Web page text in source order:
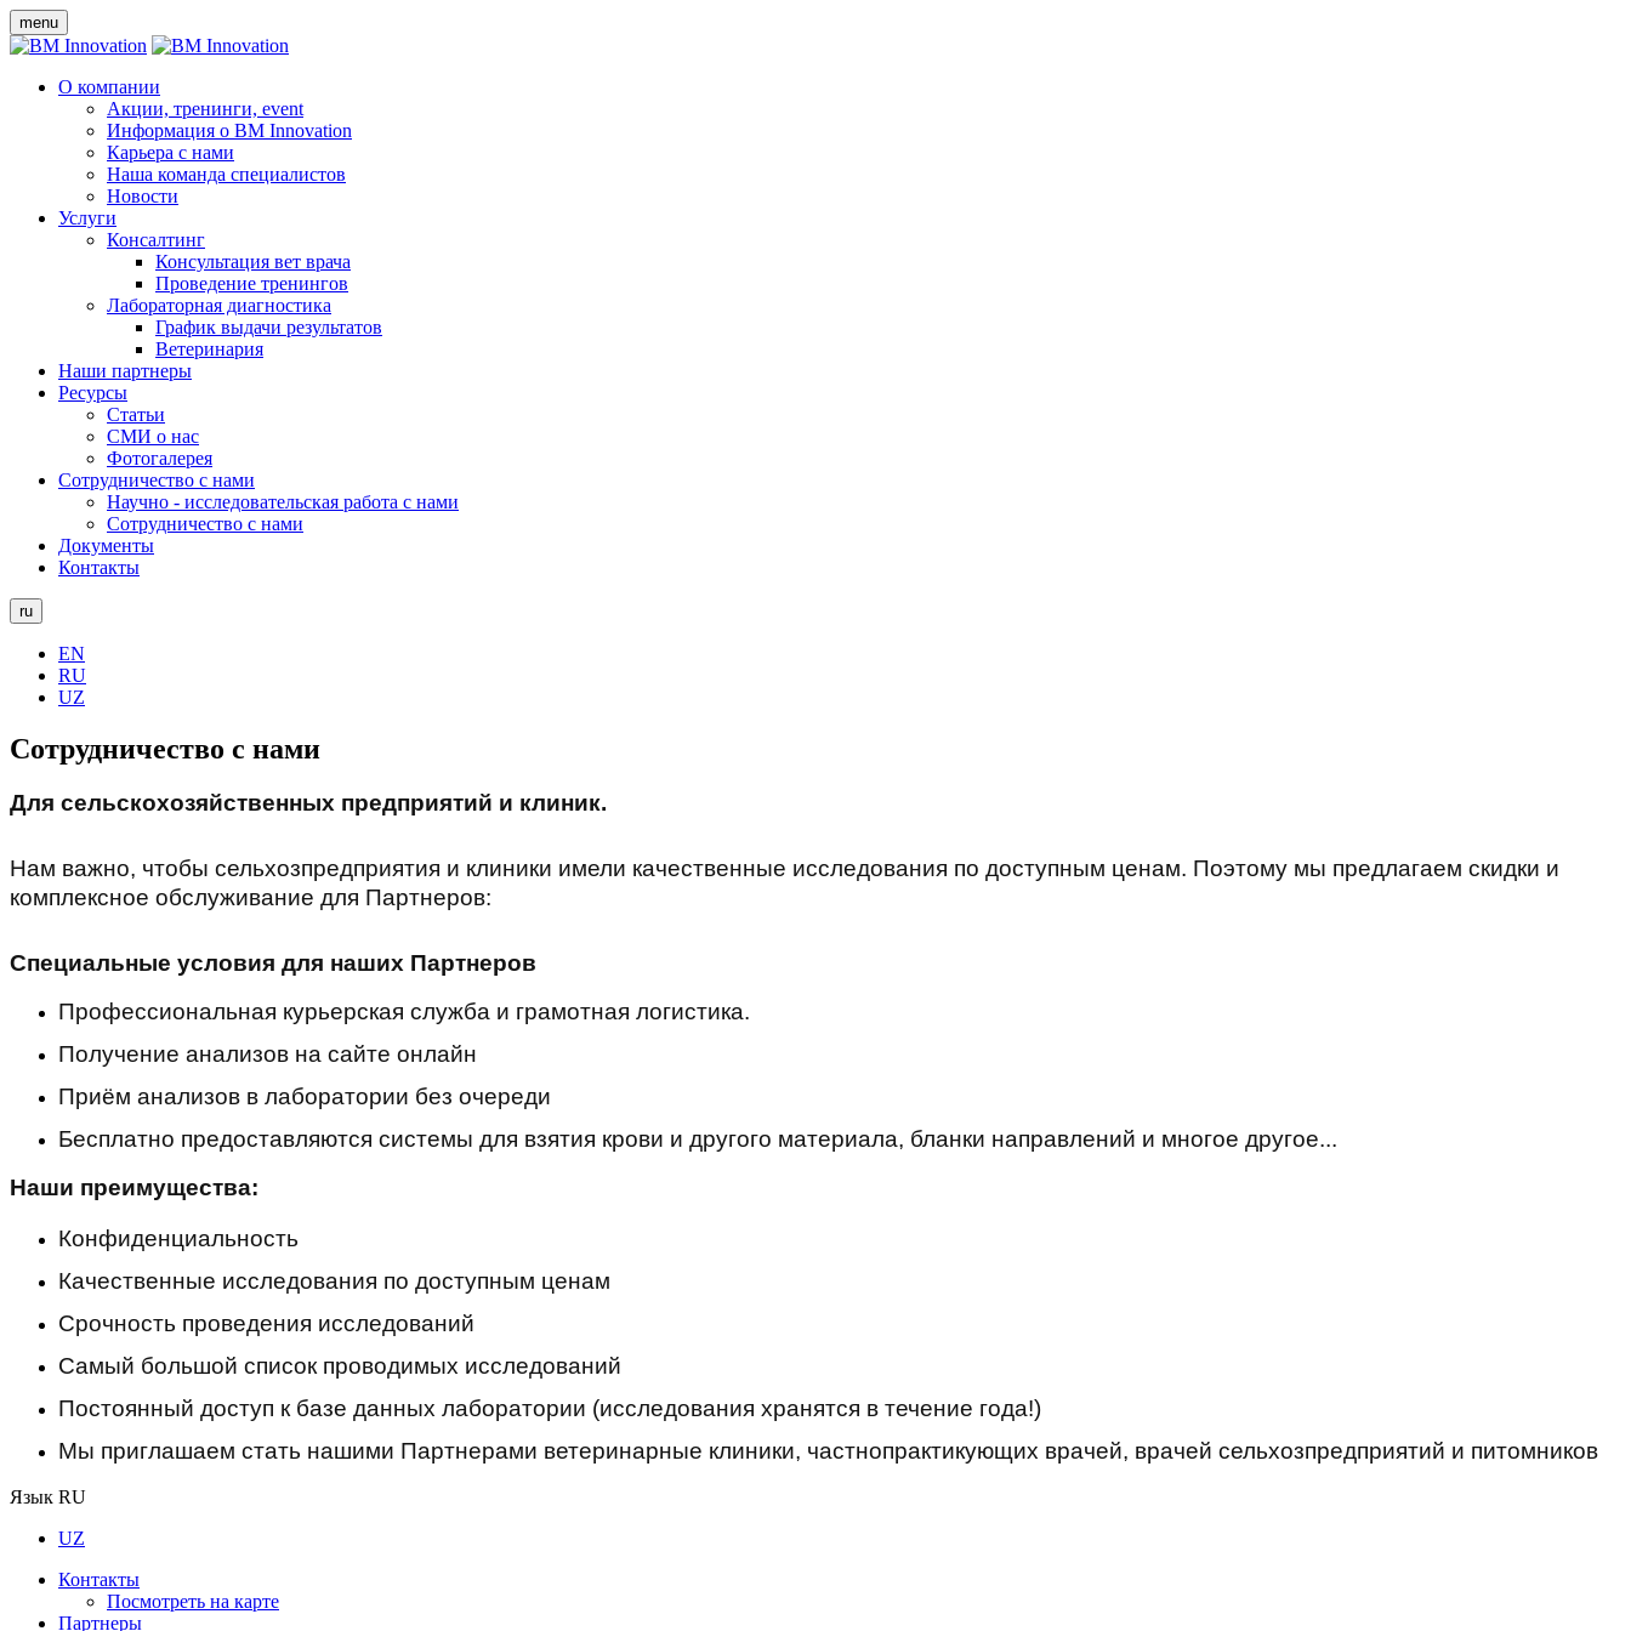
menu
О компании
Акции, тренинги, event
Информация о BM Innovation
Карьера с нами
Наша команда специалистов
Новости
Услуги
Консалтинг
Консультация вет врача
Проведение тренингов
Лабораторная диагностика
График выдачи результатов
Ветеринария
Наши партнеры
Ресурсы
Статьи
СМИ о нас
Фотогалерея
Сотрудничество с нами
Научно - исследовательская работа с нами
Сотрудничество с нами
Документы
Контакты
ru
EN
RU
UZ
Сотрудничество с нами
Для сельскохозяйственных предприятий и клиник.
Нам важно, чтобы сельхозпредприятия и клиники имели качественные исследования по доступным ценам. Поэтому мы предлагаем скидки и
комплексное обслуживание для Партнеров:
Специальные условия для наших Партнеров
Профессиональная курьерская служба и грамотная логистика.
Получение анализов на сайте онлайн
Приём анализов в лаборатории без очереди
Бесплатно предоставляются системы для взятия крови и другого материала, бланки направлений и многое другое...
Наши преимущества:
Конфиденциальность
Качественные исследования по доступным ценам
Срочность проведения исследований
Самый большой список проводимых исследований
Постоянный доступ к базе данных лаборатории (исследования хранятся в течение года!)
Мы приглашаем стать нашими Партнерами ветеринарные клиники, частнопрактикующих врачей, врачей сельхозпредприятий и питомников
Язык RU
UZ
Контакты
Посмотреть на карте
Партнеры